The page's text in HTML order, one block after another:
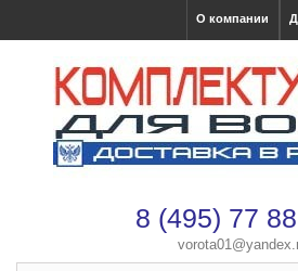
О компании
8 (495) 77